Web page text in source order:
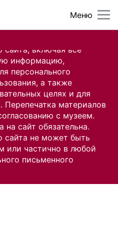
включая все
информацию,
персонального
а также
целях и для
материалов
с музеем.
сайт обязательна.
сайта не может быть
или частично в любой
письменного
Меню